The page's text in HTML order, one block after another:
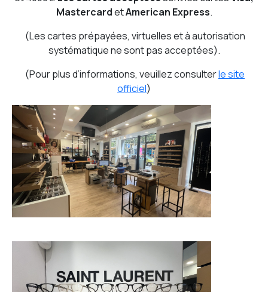
MastercardetAmerican Express.
(Les cartes prépayées, virtuelles et à autorisation
systématique ne sont pas acceptées).
(Pour plus d’informations, veuillez consulterle site
officiel)